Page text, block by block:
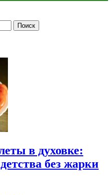
в духовке:
без жарки